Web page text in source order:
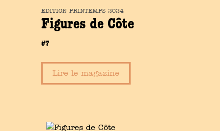
EDITION PRINTEMPS 2024
Figures de Côte
#7
Lire le magazine